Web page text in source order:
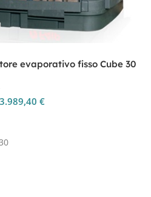
evaporativo fisso Cube 30
3.989,40 €